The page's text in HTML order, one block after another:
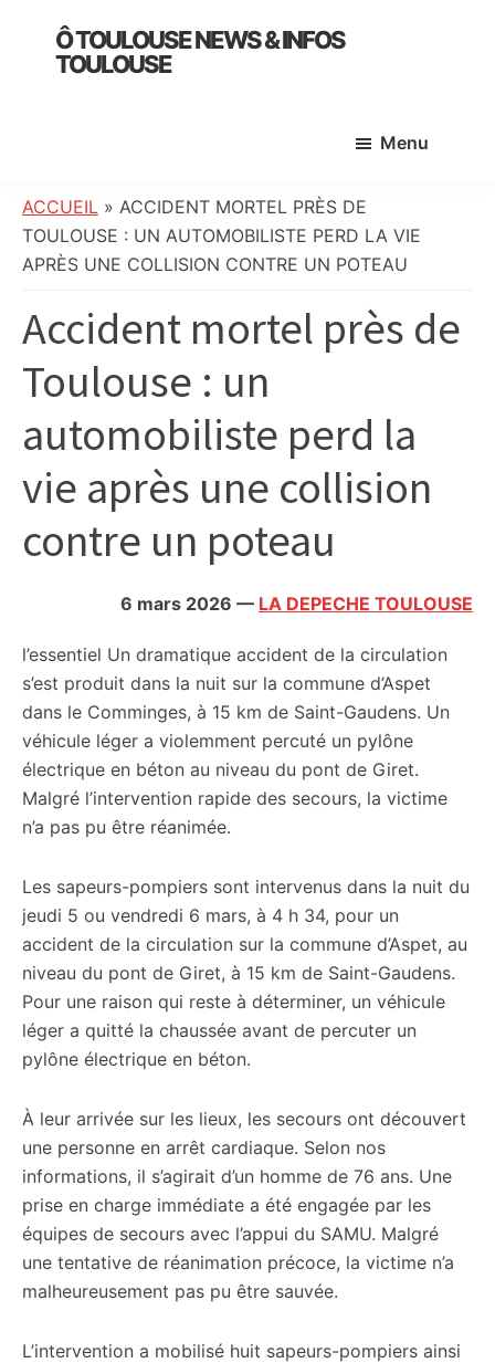
primary
Ô TOULOUSE NEWS & INFOS
TOULOUSE
:
info
locale,
culture,
politique,
météo,
divers
initiatives
citoyennes
Menu
ACCUEIL » ACCIDENT MORTEL PRÈS DE
TOULOUSE : UN AUTOMOBILISTE PERD LA VIE
APRÈS UNE COLLISION CONTRE UN POTEAU
Accident mortel près de
Toulouse : un
automobiliste perd la
vie après une collision
contre un poteau
6 mars 2026 — LA DEPECHE TOULOUSE
l’essentiel Un dramatique accident de la circulation
s’est produit dans la nuit sur la commune d’Aspet
dans le Comminges, à 15 km de Saint-Gaudens. Un
véhicule léger a violemment percuté un pylône
électrique en béton au niveau du pont de Giret.
Malgré l’intervention rapide des secours, la victime
n’a pas pu être réanimée.
Les sapeurs-pompiers sont intervenus dans la nuit du
jeudi 5 ou vendredi 6 mars, à 4 h 34, pour un
accident de la circulation sur la commune d’Aspet, au
niveau du pont de Giret, à 15 km de Saint-Gaudens.
Pour une raison qui reste à déterminer, un véhicule
léger a quitté la chaussée avant de percuter un
pylône électrique en béton.
À leur arrivée sur les lieux, les secours ont découvert
une personne en arrêt cardiaque. Selon nos
informations, il s’agirait d’un homme de 76 ans. Une
prise en charge immédiate a été engagée par les
équipes de secours avec l’appui du SAMU. Malgré
une tentative de réanimation précoce, la victime n’a
malheureusement pas pu être sauvée.
L’intervention a mobilisé huit sapeurs-pompiers ainsi